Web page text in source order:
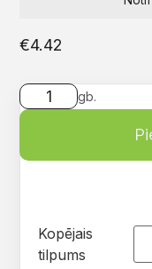
€4.42
gb.
Kopējais
tilpums